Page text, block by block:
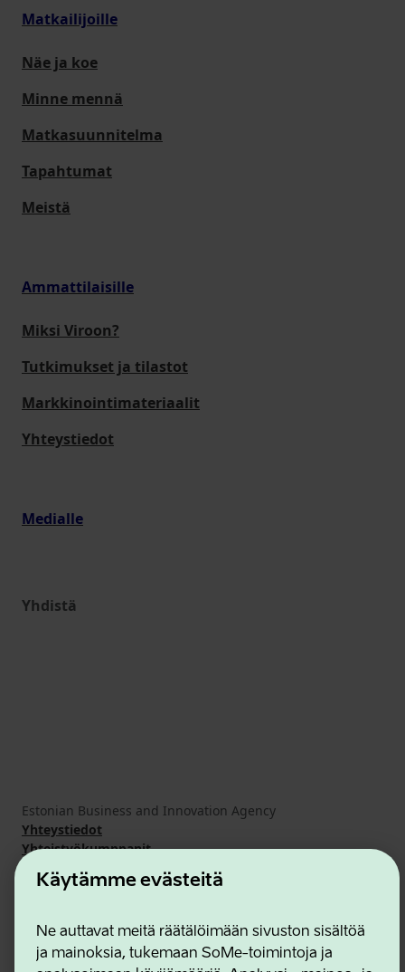
Käytämme evästeitä
Ne auttavat meitä räätälöimään sivuston sisältöä
ja mainoksia, tukemaan SoMe-toimintoja ja
Matkailijoille
Näe ja koe
Minne mennä
Matkasuunnitelma
Tapahtumat
Meistä
Ammattilaisille
Miksi Viroon?
Tutkimukset ja tilastot
Markkinointimateriaalit
Yhteystiedot
Medialle
Yhdistä
Estonian Business and Innovation Agency
Yhteystiedot
Yhteistyökumppanit
Käyttöehdot
Eväste- ja tietosuojakäytäntö